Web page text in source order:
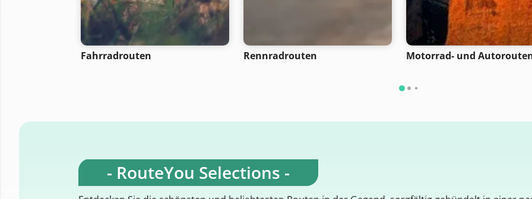
Fahrradrouten Rennradrouten Motorrad- und
- RouteYou Selections -